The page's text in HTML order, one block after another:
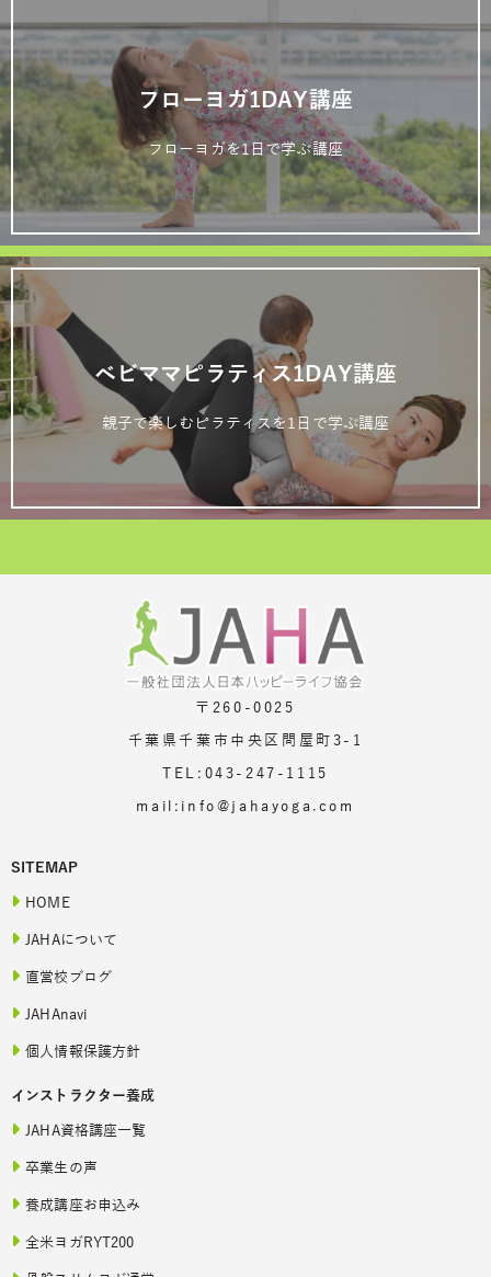
フローヨガ1DAY講座
フローヨガを1日で学ぶ講座
ベビママピラティス1DAY講座
親子で楽しむピラティスを1日で学ぶ講座
〒260-0025
千葉県千葉市中央区問屋町3-1
TEL:043-247-1115
mail:info@jahayoga.com
SITEMAP
HOME
JAHAについて
直営校ブログ
JAHAnavi
個人情報保護方針
インストラクター養成
JAHA資格講座一覧
卒業生の声
養成講座お申込み
全米ヨガRYT200